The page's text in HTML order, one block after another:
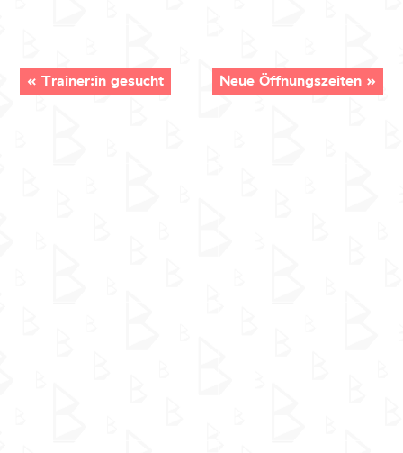
«Trainer:in gesucht Neue Öffnungszeiten»